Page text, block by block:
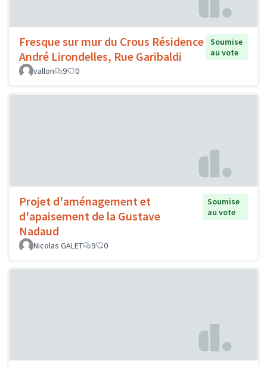
Fresque sur mur du Crous Résidence
André Lirondelles, Rue Garibaldi
Soumise
au vote
vallon
9 0
Projet d'aménagement et
d'apaisement de la Gustave
Nadaud
Soumise
au vote
Nicolas GALET 9 0